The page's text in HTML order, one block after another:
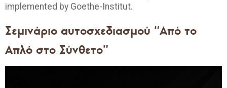
implemented by Goethe-Institut.
Σεμινάριο αυτοσχεδιασμού “Από το
Απλό στο Σύνθετο”